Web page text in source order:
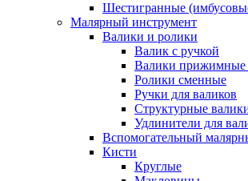
Шестигранные
Малярный инструмент
Валики и ролики
Валик с ручкой
Валики прижимные
Ролики сменные
Ручки для валиков
Структурные
Удлинители для
Вспомогательный
Кисти
Круглые